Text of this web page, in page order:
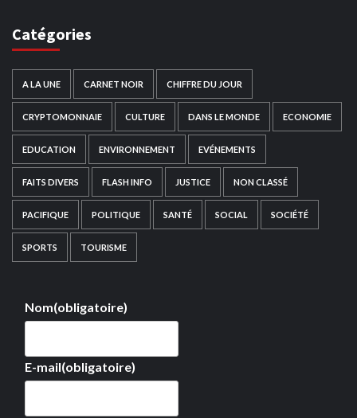
Catégories
A LA UNE CARNET NOIR CHIFFRE DU JOUR
CRYPTOMONNAIE CULTURE DANS LE MONDE ECONOMIE
EDUCATION ENVIRONNEMENT EVÉNEMENTS
FAITS DIVERS FLASH INFO JUSTICE NON CLASSÉ
PACIFIQUE POLITIQUE SANTÉ SOCIAL SOCIÉTÉ
SPORTS TOURISME
Nom(obligatoire)
E-mail(obligatoire)